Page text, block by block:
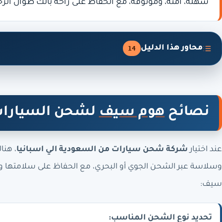
سهلة، آمنة، وموثوقة، مع الحفاظ على راحة بالك طوال
محاور هذا الدليل 14
نصائح هوم سيفلشحن
عند اختيار شركة شحن سيارات من السعودية الي اسبانيا،
وسلاسة عبر الشحن الجوي أو البحري، مع الحفاظ على سلامتها
سيف:
تحديد نوع الشحن المناسب: